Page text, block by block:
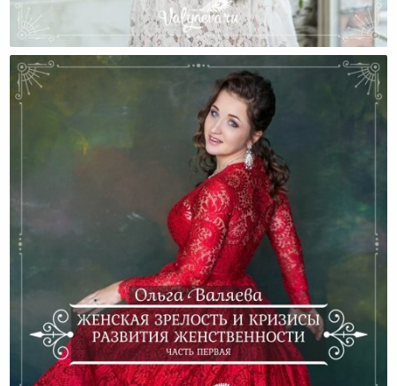
Становление Женственности. Перинатальный
Период.